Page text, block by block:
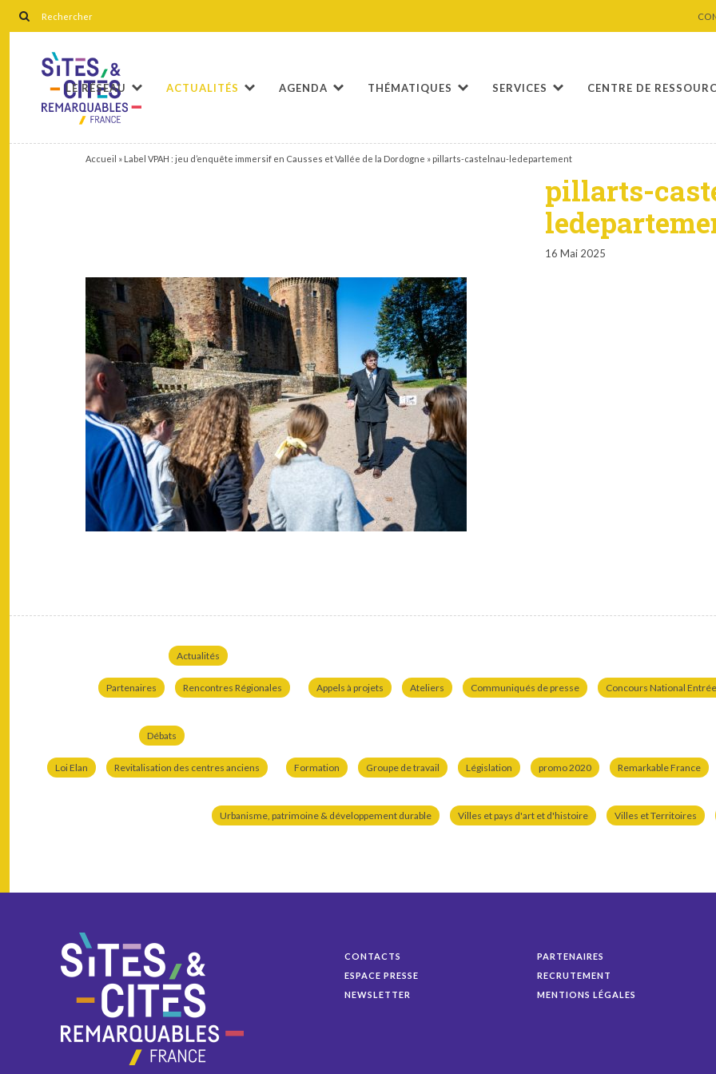
LE RÉSEAU ACTUALITÉS AGENDA THÉMATIQUES SERVICES CENTRE DE
Accueil » Label VPAH : jeu d’enquête immersif en Causses et Vallée de la Dordogne » pillarts-castelnau-ledepartement
pillarts-
16 Mai 2025
Actualités
Partenaires Rencontres Régionales Appels à projets Ateliers Communiqués de presse Concours National
Débats
Loi Elan Revitalisation des centres anciens Formation Groupe de travail Législation promo 2020 Remarkable France
Urbanisme, patrimoine & développement durable Villes et pays d'art et d'histoire Villes et Territoires
CONTACTS
ESPACE PRESSE
NEWSLETTER
PARTENAIRES
RECRUTEMENT
MENTIONS LÉGALES